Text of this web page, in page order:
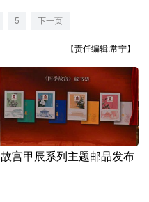
5 下一页
【责任编辑:常宁】
故宫甲辰系列主题邮品发布